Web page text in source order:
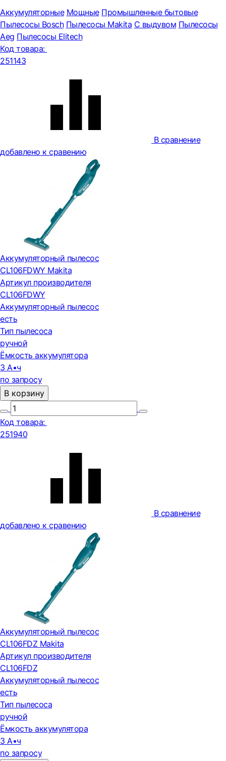
Аккумуляторные Мощные Промышленные бытовые
Пылесосы Bosch Пылесосы Makita С выдувом Пылесосы
Aeg Пылесосы Elitech
Код товара:
251143
В сравнение
добавлено к сравению
Аккумуляторный пылесос
CL106FDWY Makita
Артикул производителя
CL106FDWY
Аккумуляторный пылесос
есть
Тип пылесоса
ручной
Ёмкость аккумулятора
3 А•ч
по запросу
В корзину
Код товара:
251940
В сравнение
добавлено к сравению
Аккумуляторный пылесос
CL106FDZ Makita
Артикул производителя
CL106FDZ
Аккумуляторный пылесос
есть
Тип пылесоса
ручной
Ёмкость аккумулятора
3 А•ч
по запросу